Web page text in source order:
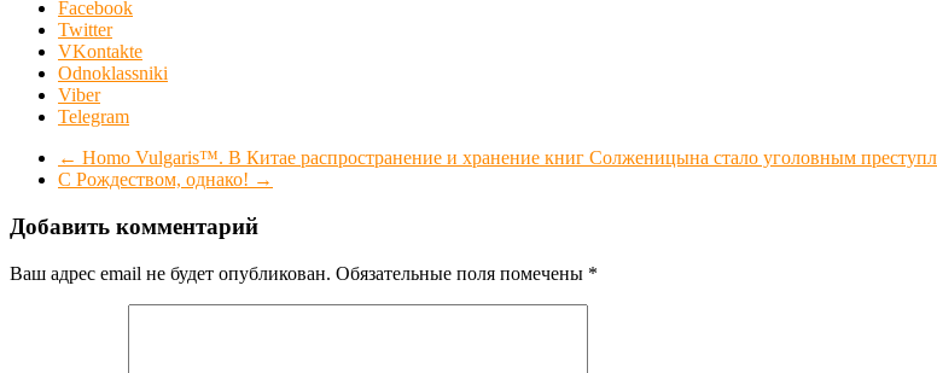
Facebook
Twitter
VKontakte
Odnoklassniki
Viber
Telegram
← Homo Vulgaris™. В Китае распространение и хранение книг Солженицына стало уголовным
С Рождеством, однако! →
Добавить комментарий
Ваш адрес email не будет опубликован. Обязательные поля помечены *